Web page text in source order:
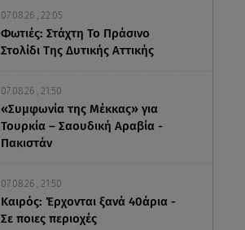
07.08.26 , 22:05
Φωτιές: Στάχτη Το Πράσινο
Στολίδι Της Δυτικής Αττικής
07.08.26 , 21:50
«Συμφωνία της Μέκκας» για
Τουρκία – Σαουδική Αραβία -
Πακιστάν
07.08.26 , 21:50
Καιρός: Έρχονται ξανά 40άρια -
Σε ποιες περιοχές